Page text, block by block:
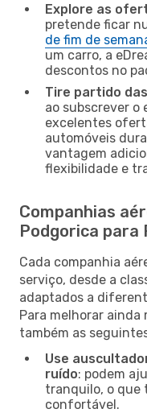
Explore as
pretende ficar
de fim de
um carro, a
descontos no
Tire partido
ao subscrever o
excelentes
automóveis
vantagem
flexibilidade e
Companhias
Podgorica para
Cada companhia
serviço, desde a
adaptados a
Para melhorar ainda
também as
Use
ruído: podem
tranquilo, o que
confortável.